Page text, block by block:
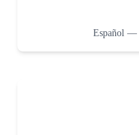
Español —